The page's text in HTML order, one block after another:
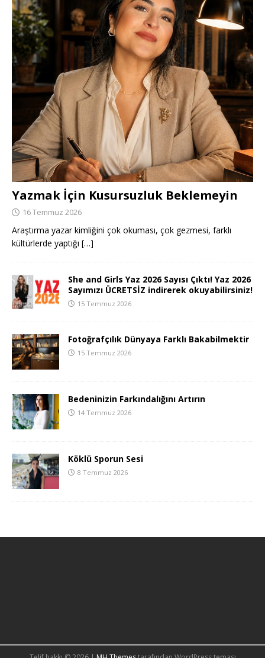
Yazmak İçin Kusursuzluk Beklemeyin
16 Temmuz 2026
Araştırma yazar kimliğini çok okuması, çok gezmesi, farklı
kültürlerde yaptığı […]
She and Girls Yaz 2026 Sayısı Çıktı! Yaz 2026
Sayımızı ÜCRETSİZ indirerek okuyabilirsiniz!
15 Temmuz 2026
Fotoğrafçılık Dünyaya Farklı Bakabilmektir
15 Temmuz 2026
Bedeninizin Farkındalığını Artırın
14 Temmuz 2026
Köklü Sporun Sesi
8 Temmuz 2026